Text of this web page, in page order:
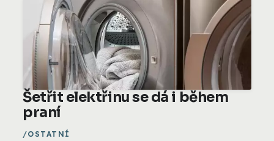
Šetřit elektřinu se dá i během
praní
OSTATNÍ